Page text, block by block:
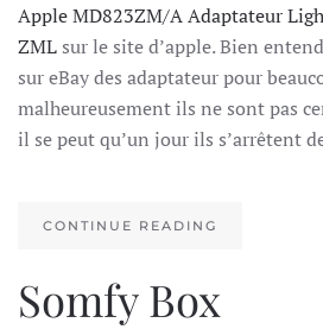
Apple MD823ZM/A Adaptateur
ZML sur le site d’apple. Bien
sur eBay des adaptateur pour
malheureusement ils ne sont pas
il se peut qu’un jour ils s’arrêtent
CONTINUE READING
Somfy Box